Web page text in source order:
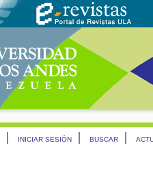
INICIAR SESIÓN BUSCAR